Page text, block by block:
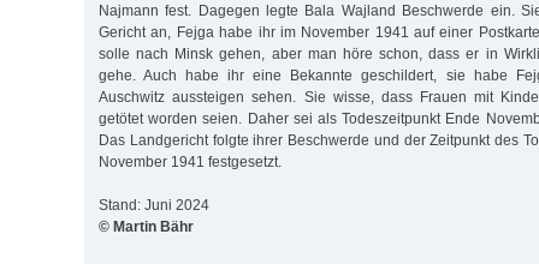
Najmann fest. Dagegen legte Bala Wajland Beschwerde ein.
Gericht an, Fejga habe ihr im November 1941 auf einer
solle nach Minsk gehen, aber man höre schon, dass er in
gehe. Auch habe ihr eine Bekannte geschildert, sie habe
Auschwitz aussteigen sehen. Sie wisse, dass Frauen mit
getötet worden seien. Daher sei als Todeszeitpunkt Ende
Das Landgericht folgte ihrer Beschwerde und der Zeitpunkt des
November 1941 festgesetzt.
Stand: Juni 2024
© Martin Bähr